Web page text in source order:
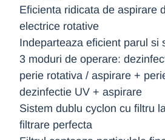
Eficienta ridicata de aspirare
electrice rotative
Indeparteaza eficient parul si
3 moduri de operare:
perie rotativa / aspirare +
dezinfectie UV + aspirare
Sistem dublu cyclon cu filtru
filtrare perfecta